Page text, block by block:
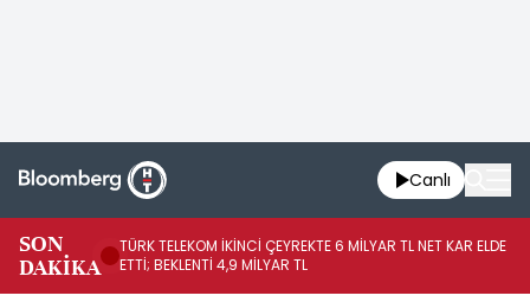
Canlı
SON
DAKİKA
TÜRK TELEKOM İKİNCİ ÇEYREKTE 6 MİLYAR TL NET KAR ELDE
ETTİ; BEKLENTİ 4,9 MİLYAR TL